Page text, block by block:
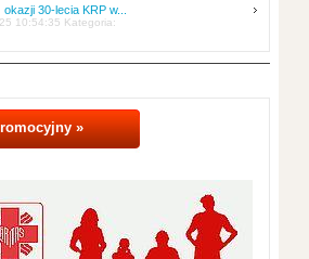
30-lecia KRP w...
10:54:35 Kategoria:
»